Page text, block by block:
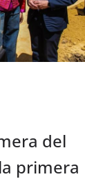
del
primera